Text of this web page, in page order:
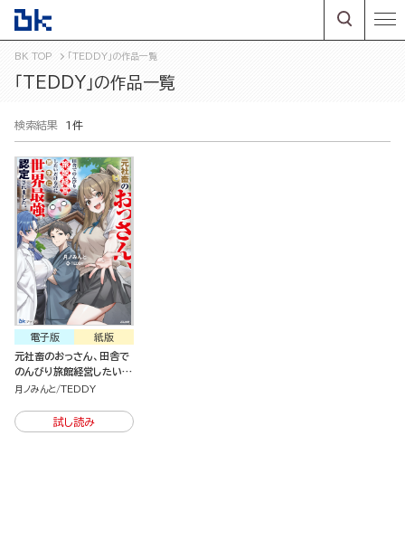
BK TOP 「TEDDY」の作品一覧
「TEDDY」の作品一覧
検索結果 1件
紙版
電子版
元社畜のおっさん、田舎で
のんびり旅館経営したいだ
けなのに勝手に世界最強認
月ノみんと TEDDY
試し読み